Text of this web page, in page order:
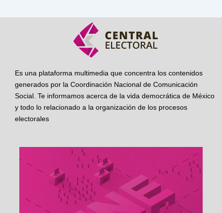
Es una plataforma multimedia que concentra los contenidos
generados por la Coordinación Nacional de Comunicación
Social. Te informamos acerca de la vida democrática de México
y todo lo relacionado a la organización de los procesos
electorales